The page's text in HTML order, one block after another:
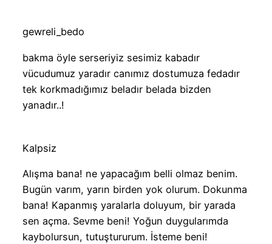
gewreli_bedo
bakma öyle serseriyiz sesimiz kabadır
vücudumuz yaradır canımız dostumuza fedadır
tek korkmadığımız beladır belada bizden
yanadır..!
Kalpsiz
Alışma bana! ne yapacağım belli olmaz benim.
Bugün varım, yarın birden yok olurum. Dokunma
bana! Kapanmış yaralarla doluyum, bir yarada
sen açma. Sevme beni! Yoğun duygularımda
kaybolursun, tutuştururum. İsteme beni!